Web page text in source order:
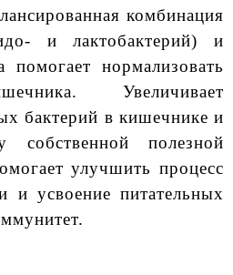
комбинация
и лактобактерий) и
помогает нормализовать
Увеличивает
бактерий в кишечнике и
собственной полезной
улучшить процесс
и усвоение питательных